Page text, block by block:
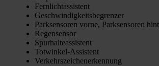
Fern­licht­as­sis­tent
Geschwin­dig­keits­be­gren­zer
Park­sen­so­ren vor­ne, Park­sen­so­ren
Regen­sen­sor
Spur­hal­te­as­sis­tent
Tot­win­kel-Assis­tent
Ver­kehrs­zei­chen­er­ken­nung